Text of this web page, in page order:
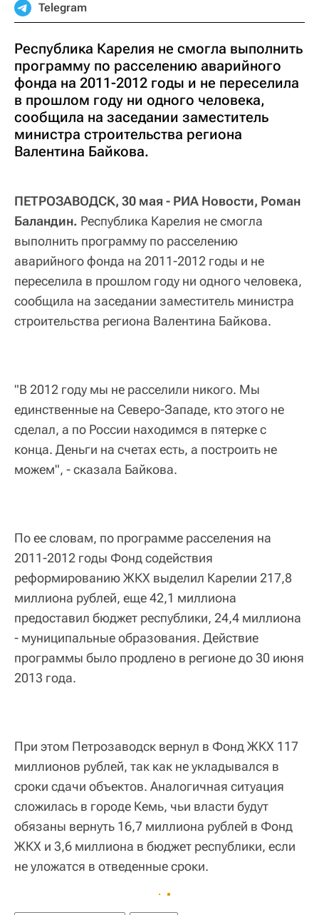
Telegram
Республика Карелия не смогла выполнить
программу по расселению аварийного
фонда на 2011-2012 годы и не переселила
в прошлом году ни одного человека,
сообщила на заседании заместитель
министра строительства региона
Валентина Байкова.
ПЕТРОЗАВОДСК, 30 мая - РИА Новости, Роман
Баландин. Республика Карелия не смогла
выполнить программу по расселению
аварийного фонда на 2011-2012 годы и не
переселила в прошлом году ни одного человека,
сообщила на заседании заместитель министра
строительства региона Валентина Байкова.
"В 2012 году мы не расселили никого. Мы
единственные на Северо-Западе, кто этого не
сделал, а по России находимся в пятерке с
конца. Деньги на счетах есть, а построить не
можем", - сказала Байкова.
По ее словам, по программе расселения на
2011-2012 годы Фонд содействия
реформированию ЖКХ выделил Карелии 217,8
миллиона рублей, еще 42,1 миллиона
предоставил бюджет республики, 24,4 миллиона
- муниципальные образования. Действие
программы было продлено в регионе до 30 июня
2013 года.
При этом Петрозаводск вернул в Фонд ЖКХ 117
миллионов рублей, так как не укладывался в
сроки сдачи объектов. Аналогичная ситуация
сложилась в городе Кемь, чьи власти будут
обязаны вернуть 16,7 миллиона рублей в Фонд
ЖКХ и 3,6 миллиона в бюджет республики, если
не уложатся в отведенные сроки.